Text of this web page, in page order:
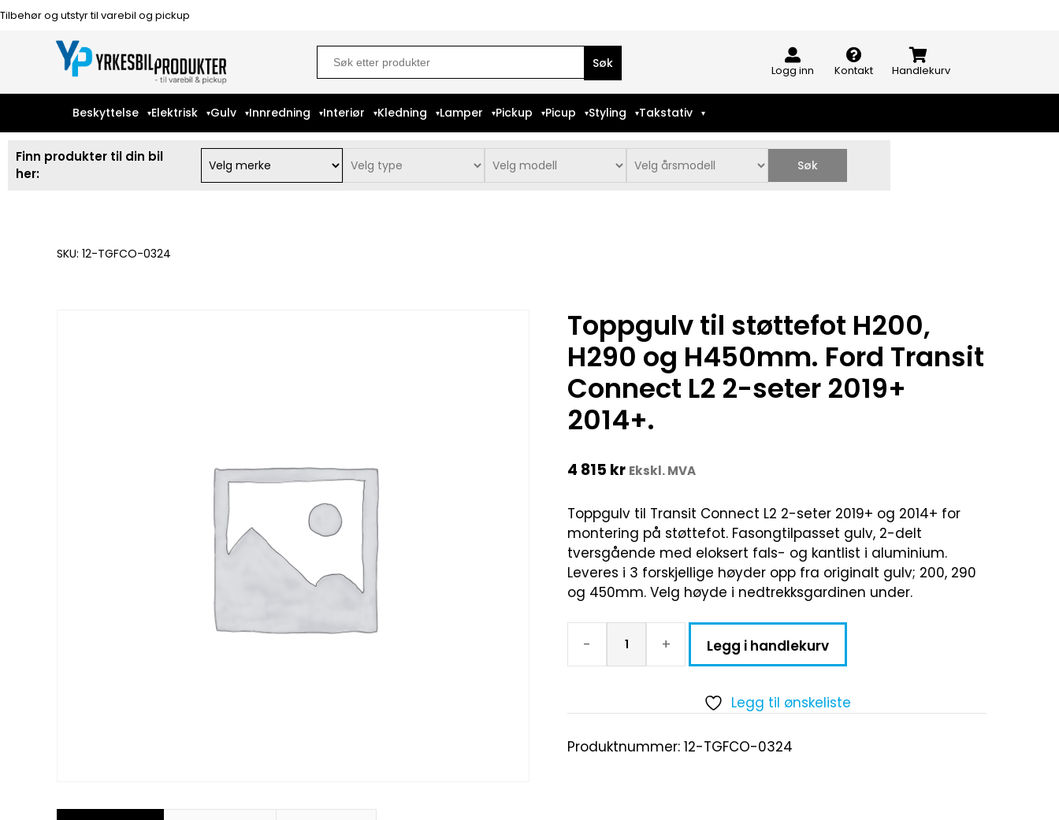
Tilbehør og utstyr til varebil og pickup
Search
for: Logg inn Kontakt Handlekurv
Beskyttelse Elektrisk Gulv Innredning Interiør Kledning Lamper Pickup Picup Styling Takstativ
Finn produkter til din bil
her:
Søk
SKU: 12-TGFCO-0324
Toppgulv til støttefot H200,
H290 og H450mm. Ford Transit
Connect L2 2-seter 2019+
2014+.
4 815 kr Ekskl. MVA
Toppgulv til Transit Connect L2 2-seter 2019+ og 2014+ for
montering på støttefot. Fasongtilpasset gulv, 2-delt
tversgående med eloksert fals- og kantlist i aluminium.
Leveres i 3 forskjellige høyder opp fra originalt gulv; 200, 290
og 450mm. Velg høyde i nedtrekksgardinen under.
- + Legg i handlekurv
Legg til ønskeliste
Produktnummer: 12-TGFCO-0324